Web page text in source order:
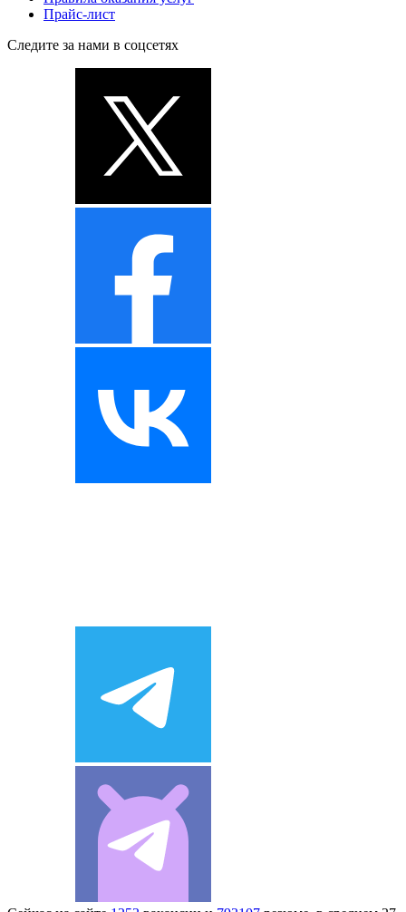
Прайс-лист
Следите за нами в соцсетях